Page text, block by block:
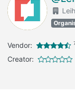
Vendor:
Creator: